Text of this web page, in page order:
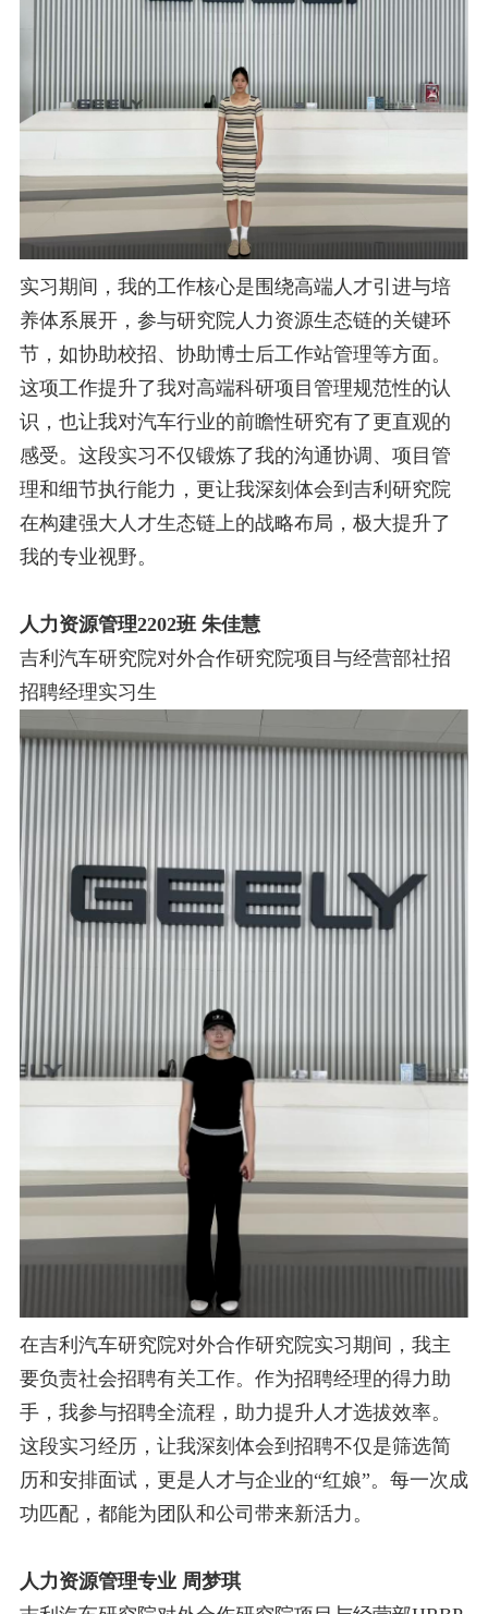
实习期间，我的工作核心是围绕高端人才引进与培
养体系展开，参与研究院人力资源生态链的关键环
节，如协助校招、协助博士后工作站管理等方面。
这项工作提升了我对高端科研项目管理规范性的认
识，也让我对汽车行业的前瞻性研究有了更直观的
感受。这段实习不仅锻炼了我的沟通协调、项目管
理和细节执行能力，更让我深刻体会到吉利研究院
在构建强大人才生态链上的战略布局，极大提升了
我的专业视野。
人力资源管理2202班 朱佳慧
吉利汽车研究院对外合作研究院项目与经营部社招
招聘经理实习生
在吉利汽车研究院对外合作研究院实习期间，我主
要负责社会招聘有关工作。作为招聘经理的得力助
手，我参与招聘全流程，助力提升人才选拔效率。
这段实习经历，让我深刻体会到招聘不仅是筛选简
历和安排面试，更是人才与企业的“红娘”。每一次成
功匹配，都能为团队和公司带来新活力。
人力资源管理专业 周梦琪